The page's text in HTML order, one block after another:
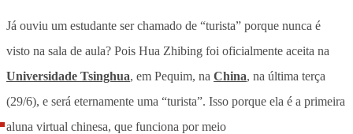
Já ouviu um estudante ser chamado de “turista” porque nunca é
visto na sala de aula? Pois Hua Zhibing foi oficialmente aceita na
Universidade Tsinghua, em Pequim, na China, na última terça
(29/6), e será eternamente uma “turista”. Isso porque ela é a primeira
aluna virtual chinesa, que funciona por meio